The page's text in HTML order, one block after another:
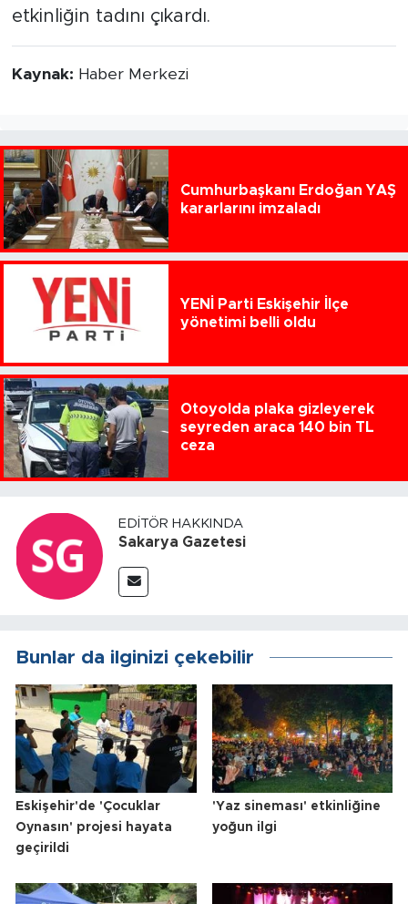
etkinliğin tadını çıkardı.
Kaynak: Haber Merkezi
Cumhurbaşkanı Erdoğan YAŞ
kararlarını imzaladı
YENİ Parti Eskişehir İlçe
yönetimi belli oldu
Otoyolda plaka gizleyerek
seyreden araca 140 bin TL
ceza
EDITÖR HAKKINDA
Sakarya Gazetesi
Bunlar da ilginizi çekebilir
Eskişehir'de 'Çocuklar
Oynasın' projesi hayata
geçirildi
'Yaz sineması' etkinliğine
yoğun ilgi